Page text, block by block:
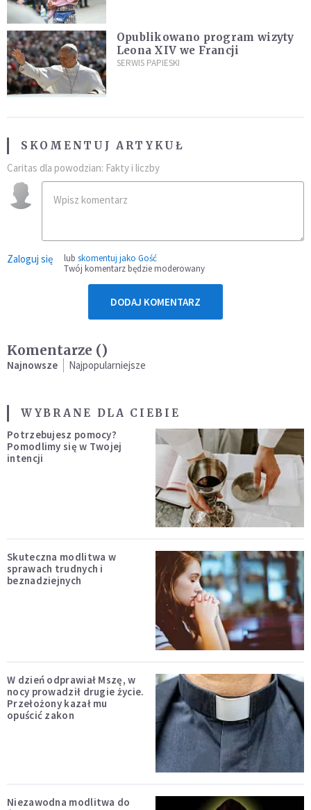
Opublikowano program wizyty
Leona XIV we Francji
SERWIS PAPIESKI
SKOMENTUJ ARTYKUŁ
Caritas dla powodzian: Fakty i liczby
Zaloguj się lub skomentuj jako Gość
Twój komentarz będzie moderowany
DODAJ KOMENTARZ
Komentarze ()
Najnowsze Najpopularniejsze
WYBRANE DLA CIEBIE
Potrzebujesz pomocy?
Pomodlimy się w Twojej
intencji
Skuteczna modlitwa w
sprawach trudnych i
beznadziejnych
W dzień odprawiał Mszę, w
nocy prowadził drugie życie.
Przełożony kazał mu
opuścić zakon
Niezawodna modlitwa do